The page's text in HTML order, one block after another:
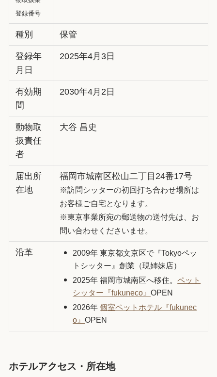
登録番号
種別 保管
登録年
月日
2025年4月3日
有効期
間
2030年4月2日
動物取
扱責任
者
大谷 昌史
届出所
在地
福岡市城南区松山二丁目24番17号
※訪問シッターの初回打ち合わせ場所は
お客様ご自宅となります。
※東京事業所宛の郵送物の送付先は、お
問い合わせくださいませ。
沿革 2009年 東京都文京区で 『Tokyoペッ
トシッター』創業（現姉妹店）
2025年 福岡市城南区へ移住。ペット
シッター『fukuneco』OPEN
2026年個室ペットホテル『fukunec
o』OPEN
ホテルアクセス・所在地